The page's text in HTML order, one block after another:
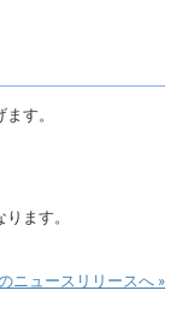
す。
ます。
ニュースリリースへ »